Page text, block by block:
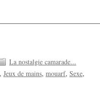
La nostalgie camarade...
Jeux de mains mouarf Sexe